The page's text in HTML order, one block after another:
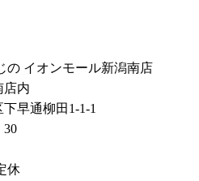
の イオンモール新潟南店
店内
早通柳田1-1-1
30
休